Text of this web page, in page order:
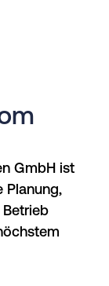
GmbH ist
Planung,